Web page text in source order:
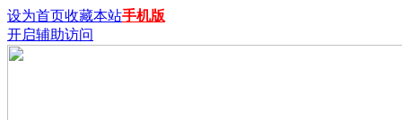
设为首页收藏本站手机版
开启辅助访问